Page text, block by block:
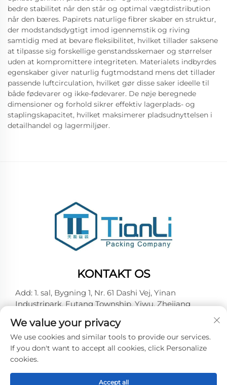
bedre stabilitet når den står og optimal vægtdistribution
når den bæres. Papirets naturlige fibrer skaber en struktur,
der modstandsdygtigt imod igennemstik og riving
samtidig med at bevare fleksibilitet, hvilket tillader saksene
at tilpasse sig forskellige genstandsskemaer og størrelser
uden at kompromittere integriteten. Materialets indbyrdes
egenskaber giver naturlig fugtmodstand mens det tillader
passende luftcirculation, hvilket gør disse saker ideelle til
både fødevarer og ikke-fødevarer. De nøje beregnede
dimensioner og forhold sikrer effektiv lagerplads- og
staplingskapacitet, hvilket maksimerer pladsudnyttelsen i
detailhandel og lagermiljøer.
KONTAKT OS
Add: 1. sal, Bygning 1, Nr. 61 Dashi Vej, Yinan
Industripark, Futang Township, Yiwu, Zhejiang
Tel: +86-15727967357
E-mail:[email protected]
Copyright © 2025 Yiwu Tianli Packaging Co.,Ltd. Alle
rettigheder forbeholdes -
We value your privacy
We use cookies and similar tools to provide our services.
If you don't want to accept all cookies, click Personalize
cookies.
Accept all